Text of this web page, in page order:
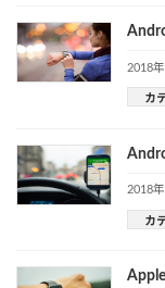
2018
カ
2018
カ